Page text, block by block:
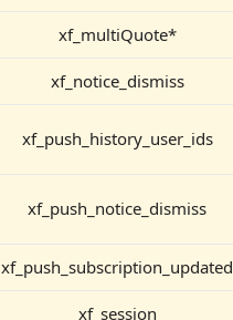
xf_multiQuote*
xf_notice_dismiss
xf_push_history_user_ids
xf_push_notice_dismiss
xf_push_subscription_updated
xf_session